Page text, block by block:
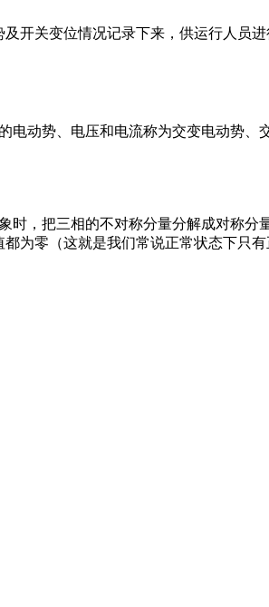
开关变位情况记录下来，供运行人员进
动势、电压和电流称为交变电动势、
，把三相的不对称分量分解成对称
为零（这就是我们常说正常状态下只